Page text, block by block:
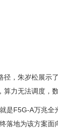
径，朱岁松展示
算力无法调度，
是F5G-A万兆
落地为该方案面